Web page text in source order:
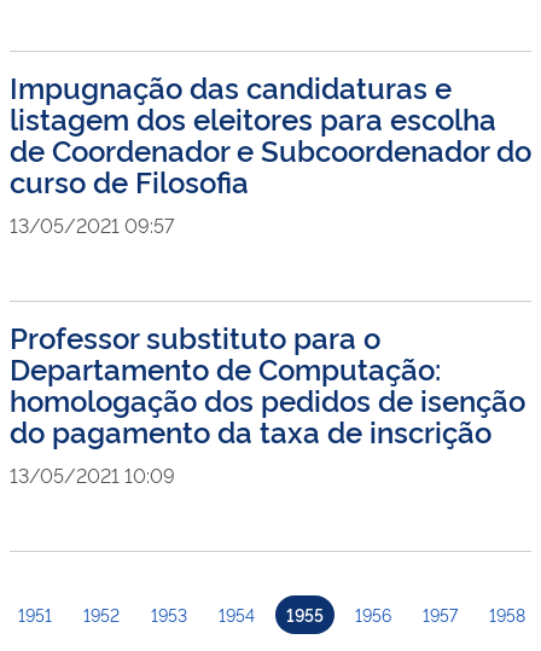
Impugnação das candidaturas e
listagem dos eleitores para escolha
de Coordenador e Subcoordenador do
curso de Filosofia
13/05/2021 09:57
Professor substituto para o
Departamento de Computação:
homologação dos pedidos de isenção
do pagamento da taxa de inscrição
13/05/2021 10:09
1951 1952 1953 1954 1955 1956 1957 1958